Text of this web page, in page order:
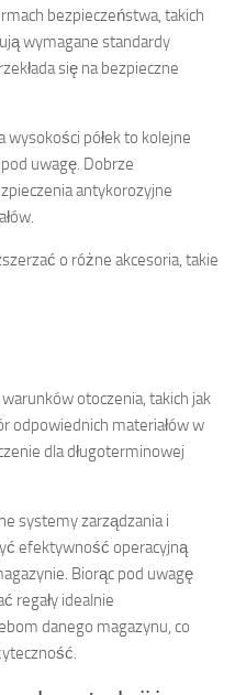
bezpieczeństwa, takich
wymagane standardy
się na bezpieczne
półek to kolejne
uwagę. Dobrze
antykorozyjne
o różne akcesoria, takie
otoczenia, takich jak
odpowiednich materiałów w
dla długoterminowej
systemy zarządzania i
efektywność operacyjną
Biorąc pod uwagę
regały idealnie
danego magazynu, co